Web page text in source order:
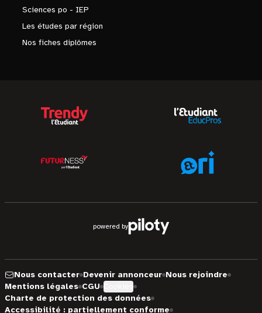
Sciences po - IEP
Les études par région
Nos fiches diplômes
powered by
Nous contacter Devenir annonceur Nous rejoindre
Mentions légales CGU
Charte de protection des données
Accessibilité : partiellement conforme